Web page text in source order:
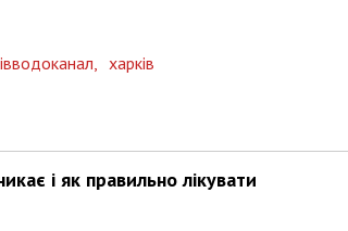
харків
і як правильно лікувати